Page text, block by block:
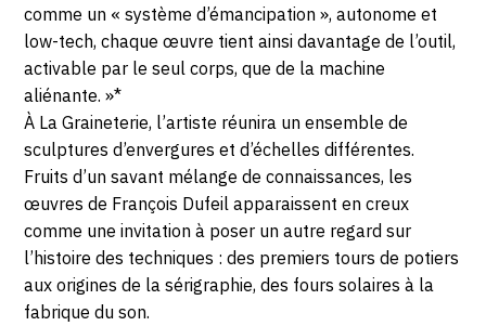
comme un « système d’émancipation », autonome et
low-tech, chaque œuvre tient ainsi davantage de l’outil,
activable par le seul corps, que de la machine
aliénante. »*
À La Graineterie, l’artiste réunira un ensemble de
sculptures d’envergures et d’échelles différentes.
Fruits d’un savant mélange de connaissances, les
œuvres de François Dufeil apparaissent en creux
comme une invitation à poser un autre regard sur
l’histoire des techniques : des premiers tours de potiers
aux origines de la sérigraphie, des fours solaires à la
fabrique du son.